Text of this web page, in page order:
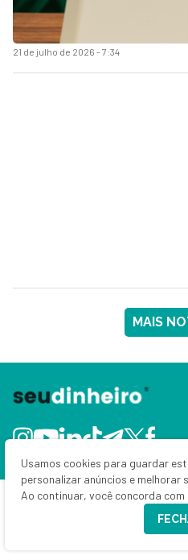
21 de julho de 2026 - 7:34
MAIS
Usamos cookies para guardar
personalizar anúncios e melhorar
Ao continuar, você concorda com